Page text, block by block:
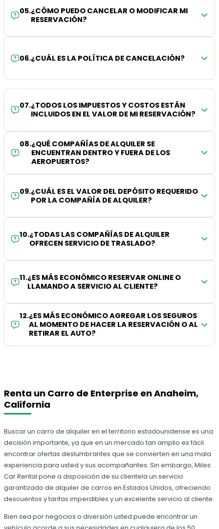
05.¿CÓMO PUEDO CANCELAR O MODIFICAR MI
RESERVACIÓN?
06.¿CUÁL ES LA POLÍTICA DE CANCELACIÓN?
07.¿TODOS LOS IMPUESTOS Y COSTOS ESTÁN
INCLUIDOS EN EL VALOR DE MI RESERVACIÓN?
08.¿QUÉ COMPAÑÍAS DE ALQUILER SE
ENCUENTRAN DENTRO Y FUERA DE LOS
AEROPUERTOS?
09.¿CUÁL ES EL VALOR DEL DEPÓSITO REQUERIDO
POR LA COMPAÑÍA DE ALQUILER?
10.¿TODAS LAS COMPAÑÍAS DE ALQUILER
OFRECEN SERVICIO DE TRASLADO?
11.¿ES MÁS ECONÓMICO RESERVAR ONLINE O
LLAMANDO A SERVICIO AL CLIENTE?
12.¿ES MÁS ECONÓMICO AGREGAR LOS SEGUROS
AL MOMENTO DE HACER LA RESERVACIÓN O AL
RETIRAR EL AUTO?
Renta un Carro de Enterprise en Anaheim,
California
Buscar un carro de alquiler en el territorio estadounidense es una
decisión importante, ya que en un mercado tan amplio es fácil
encontrar ofertas deslumbrantes que se convierten en una mala
experiencia para usted y sus acompañantes. Sin embargo, Miles
Car Rental pone a disposición de su clientela un servicio
garantizado de alquiler de carros en Estados Unidos, ofreciendo
descuentos y tarifas imperdibles y un excelente servicio al cliente.
Bien sea por negocios o diversión usted puede encontrar un